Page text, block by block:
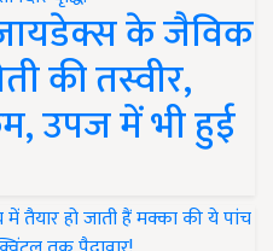
के जैविक
की तस्वीर,
उपज में भी हुई